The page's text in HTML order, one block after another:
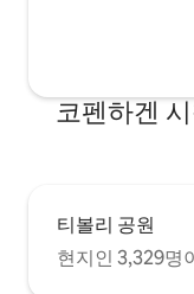
코펜하겐
티볼리 공원
현지인 3,329명